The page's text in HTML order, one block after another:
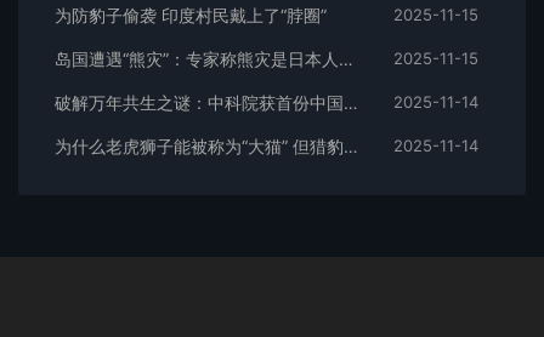
为防豹子偷袭 印度村民戴上了“脖圈” 2025-11-15
岛国遭遇“熊灾”：专家称熊灾是日本人口减少原因之一 2025-11-15
破解万年共生之谜：中科院获首份中国古代家犬基因组 2025-11-14
为什么老虎狮子能被称为“大猫” 但猎豹偏偏被排除在外 2025-11-14